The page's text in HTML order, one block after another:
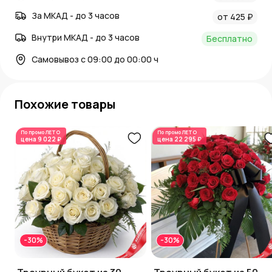
За МКАД - до 3 часов
от 425 ₽
Внутри МКАД - до 3 часов
Бесплатно
Самовывоз с 09:00 до 00:00 ч
Похожие товары
По промоЛЕТО
цена 9 022 ₽
-30%
По промоЛЕТО
цена 22 295 ₽
-30%